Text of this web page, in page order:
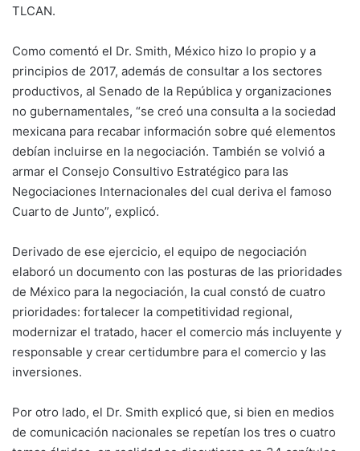
TLCAN.
Como comentó el Dr. Smith, México hizo lo propio y a
principios de 2017, además de consultar a los sectores
productivos, al Senado de la República y organizaciones
no gubernamentales, “se creó una consulta a la sociedad
mexicana para recabar información sobre qué elementos
debían incluirse en la negociación. También se volvió a
armar el Consejo Consultivo Estratégico para las
Negociaciones Internacionales del cual deriva el famoso
Cuarto de Junto”, explicó.
Derivado de ese ejercicio, el equipo de negociación
elaboró un documento con las posturas de las prioridades
de México para la negociación, la cual constó de cuatro
prioridades: fortalecer la competitividad regional,
modernizar el tratado, hacer el comercio más incluyente y
responsable y crear certidumbre para el comercio y las
inversiones.
Por otro lado, el Dr. Smith explicó que, si bien en medios
de comunicación nacionales se repetían los tres o cuatro